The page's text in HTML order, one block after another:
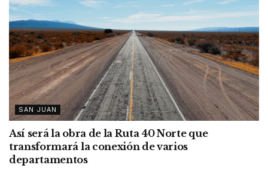
SAN JUAN
Así será la obra de la Ruta 40 Norte que
transformará la conexión de varios
departamentos